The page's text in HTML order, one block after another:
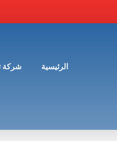
الرئيسية شركة